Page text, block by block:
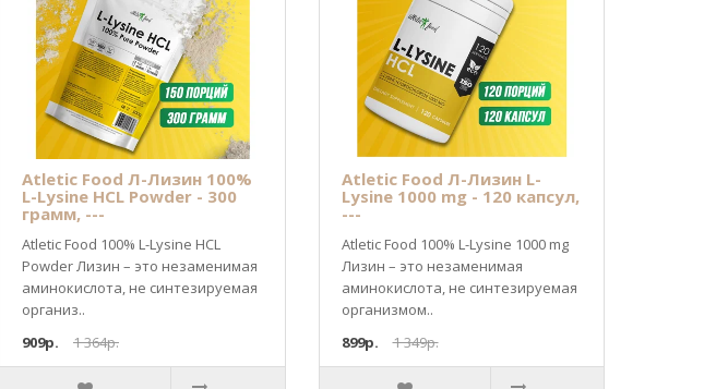
Atletic Food Л-Лизин 100%
L-Lysine HCL Powder - 300
грамм, ---
Atletic Food 100% L-Lysine HCL
Powder Лизин – это незаменимая
аминокислота, не синтезируемая
организ..
909р.
1 364р.
Atletic Food Л-Лизин L-
Lysine 1000 mg - 120 капсул,
---
Atletic Food 100% L-Lysine 1000 mg
Лизин – это незаменимая
аминокислота, не синтезируемая
организмом..
899р.
1 349р.